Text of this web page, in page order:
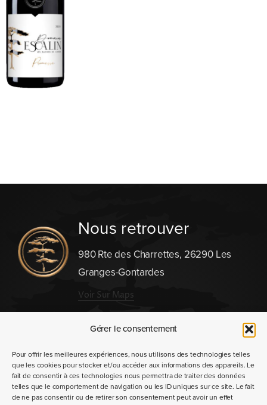
Gérer le consentement
Pour offrir les meilleures expériences, nous utilisons des technologies telles
que les cookies pour stocker et/ou accéder aux informations des appareils. Le
fait de consentir à ces technologies nous permettra de traiter des données
telles que le comportement de navigation ou les ID uniques sur ce site. Le fait
de ne pas consentir ou de retirer son consentement peut avoir un effet
Nous retrouver
980 Rte des Charrettes, 26290 Les
Granges-Gontardes
Voir Sur Maps
Nous contacter